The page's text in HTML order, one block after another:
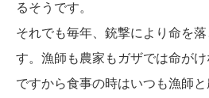
るそうです。
それでも毎年、銃撃により命を
す。漁師も農家もガザでは命がけ
ですから食事の時はいつも漁師